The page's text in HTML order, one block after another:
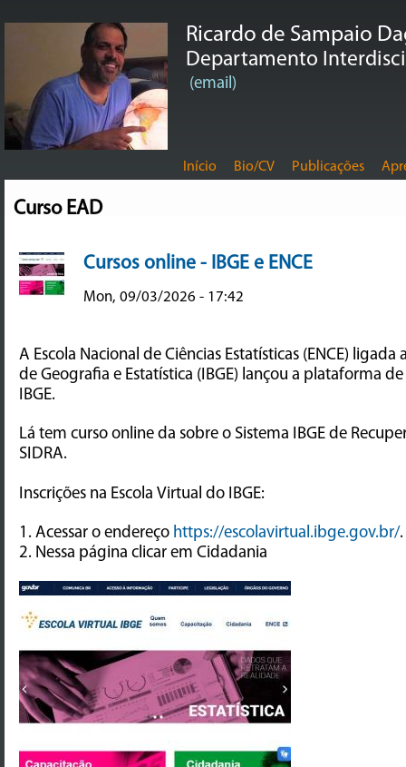
Ricardo de Sampaio
Departamento
(email)
Início Bio/CV Publicações
Curso EAD
Cursos online - IBGE e ENCE
Mon, 09/03/2026 - 17:42
A Escola Nacional de Ciências Estatísticas (ENCE)
de Geografia e Estatística (IBGE) lançou a plataforma
IBGE.
Lá tem curso online da sobre o Sistema IBGE de
SIDRA.
Inscrições na Escola Virtual do IBGE:
1. Acessar o endereço https://escolavirtual.ibge.gov.br/.
2. Nessa página clicar em Cidadania